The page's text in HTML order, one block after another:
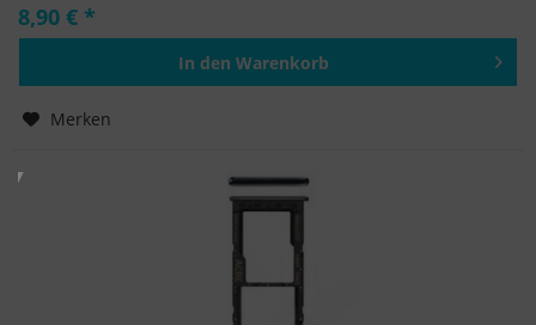
8,90 € *
In den Warenkorb
Merken